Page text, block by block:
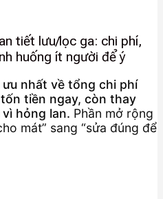
tiết lưu/lọc ga: chi phí,
huống ít người để ý
nhất về tổng chi phí
tiền ngay, còn thay
hỏng lan. Phần mở rộng
mát” sang “sửa đúng để